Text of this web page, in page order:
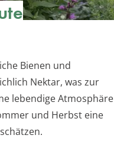
Bienen und
Nektar, was zur
lebendige Atmosphäre
und Herbst eine